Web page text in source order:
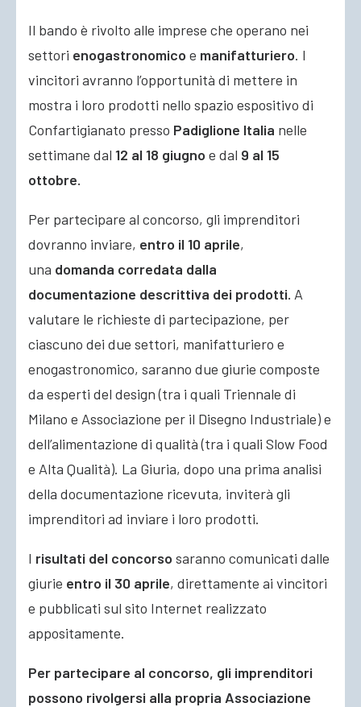
Il bando è rivolto alle imprese che operano nei
settori enogastronomico e manifatturiero. I
vincitori avranno l’opportunità di mettere in
mostra i loro prodotti nello spazio espositivo di
Confartigianato presso Padiglione Italia nelle
settimane dal 12 al 18 giugno e dal 9 al 15
ottobre.
Per partecipare al concorso, gli imprenditori
dovranno inviare, entro il 10 aprile,
una domanda corredata dalla
documentazione descrittiva dei prodotti. A
valutare le richieste di partecipazione, per
ciascuno dei due settori, manifatturiero e
enogastronomico, saranno due giurie composte
da esperti del design (tra i quali Triennale di
Milano e Associazione per il Disegno Industriale) e
dell’alimentazione di qualità (tra i quali Slow Food
e Alta Qualità). La Giuria, dopo una prima analisi
della documentazione ricevuta, inviterà gli
imprenditori ad inviare i loro prodotti.
I risultati del concorso saranno comunicati dalle
giurie entro il 30 aprile, direttamente ai vincitori
e pubblicati sul sito Internet realizzato
appositamente.
Per partecipare al concorso, gli imprenditori
possono rivolgersi alla propria Associazione